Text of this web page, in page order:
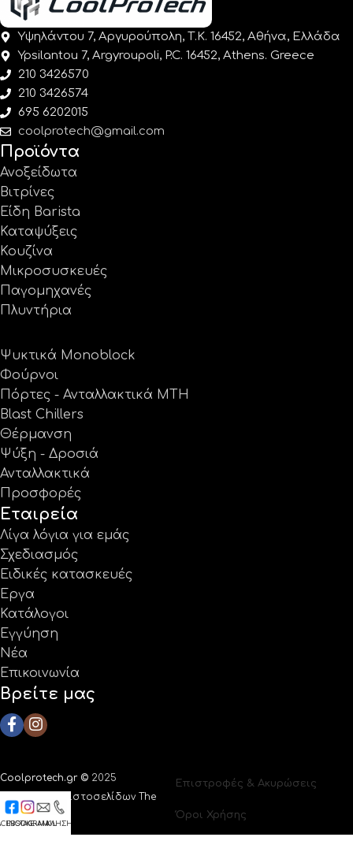
Υψηλάντου 7, Αργυρούπολη, Τ.Κ. 16452, Αθήνα, Ελλάδα
Ypsilantou 7, Argyroupoli, P.C. 16452, Athens. Greece
210 3426570
210 3426574
695 6202015
coolprotech@gmail.com
Προϊόντα
Ανοξείδωτα
Βιτρίνες
Είδη Barista
Καταψύξεις
Κουζίνα
Μικροσυσκευές
Παγομηχανές
Πλυντήρια
Ψυκτικά Monoblock
Φούρνοι
Πόρτες - Ανταλλακτικά MTH
Blast Chillers
Θέρμανση
Ψύξη - Δροσιά
Ανταλλακτικά
Προσφορές
Εταιρεία
Λίγα λόγια για εμάς
Σχεδιασμός
Ειδικές κατασκευές
Έργα
Κατάλογοι
Εγγύηση
Νέα
Επικοινωνία
Βρείτε μας
Coolprotech.gr © 2025
Κατασκευή ιστοσελίδων The
Webians
Επιστροφές & Ακυρώσεις
Όροι Χρήσης
INSTAGRAM
E-MAILΚΛΗΣΗ